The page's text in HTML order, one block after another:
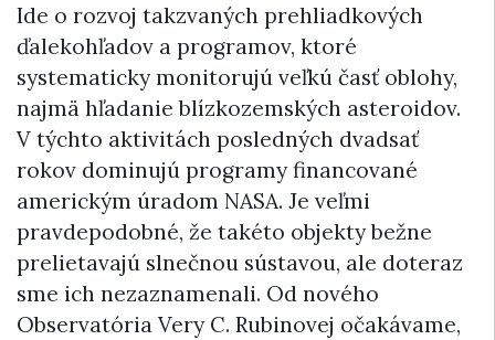
Ide o rozvoj takzvaných prehliadkových
ďalekohľadov a programov, ktoré
systematicky monitorujú veľkú časť oblohy,
najmä hľadanie blízkozemských asteroidov.
V týchto aktivitách posledných dvadsať
rokov dominujú programy financované
americkým úradom NASA. Je veľmi
pravdepodobné, že takéto objekty bežne
prelietavajú slnečnou sústavou, ale doteraz
sme ich nezaznamenali. Od nového
Observatória Very C. Rubinovej očakávame,